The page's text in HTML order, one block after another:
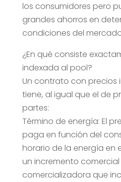
los consumidores pero
grandes ahorros en
condiciones del
¿En qué consiste
indexada al pool?
Un contrato con precios
tiene, al igual que el de
partes:
Término de energía: El
paga en función del
horario de la energía en
un incremento
comercializadora que